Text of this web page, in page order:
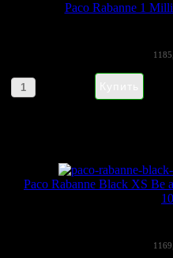
Paco Rabanne 1
Paco Rabanne Black XS Be